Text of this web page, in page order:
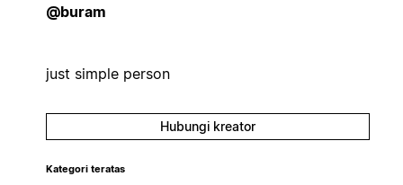
@buram
just simple person
Hubungi kreator
Kategori teratas